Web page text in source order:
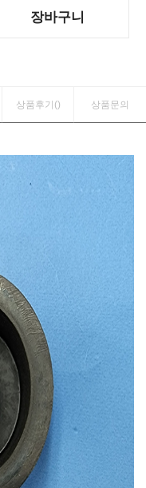
장바구니
상품후기() 상품문의